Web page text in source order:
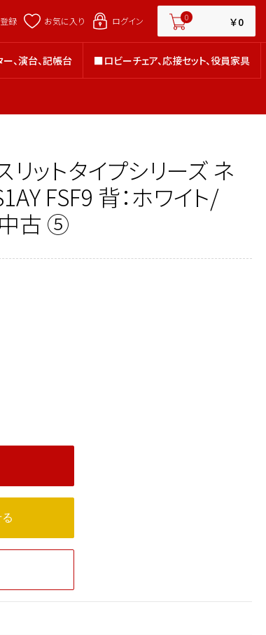
録 お気に入り ログイン 0 ￥0
、演台、記帳台 ■ロビーチェア、応接セット、役員家具
、演台、記帳台 ■ロビーチェア、応接セット、役員家具
ットタイプシリーズ ネ
FSF9 背：ホワイト/
中古 ⑤